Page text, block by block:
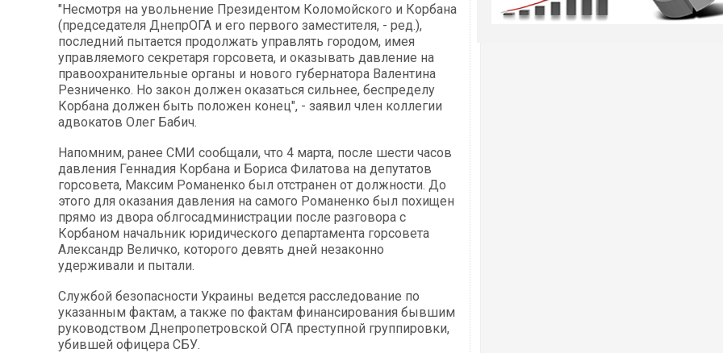
"Несмотря на увольнение Президентом Коломойского и Корбана
(председателя ДнепрОГА и его первого заместителя, - ред.),
последний пытается продолжать управлять городом, имея
управляемого секретаря горсовета, и оказывать давление на
правоохранительные органы и нового губернатора Валентина
Резниченко. Но закон должен оказаться сильнее, беспределу
Корбана должен быть положен конец", - заявил член коллегии
адвокатов Олег Бабич.
Напомним, ранее СМИ сообщали, что 4 марта, после шести часов
давления Геннадия Корбана и Бориса Филатова на депутатов
горсовета, Максим Романенко был отстранен от должности. До
этого для оказания давления на самого Романенко был похищен
прямо из двора облгосадминистрации после разговора с
Корбаном начальник юридического департамента горсовета
Александр Величко, которого девять дней незаконно
удерживали и пытали.
Службой безопасности Украины ведется расследование по
указанным фактам, а также по фактам финансирования бывшим
руководством Днепропетровской ОГА преступной группировки,
убившей офицера СБУ.